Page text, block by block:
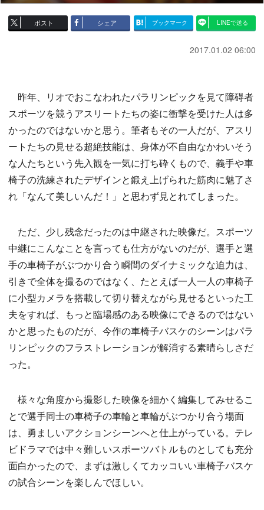
ポスト シェア ブックマーク LINEで送る
2017.01.02 06:00
昨年、リオでおこなわれたパラリンピックを見て障碍者
スポーツを競うアスリートたちの姿に衝撃を受けた人は多
かったのではないかと思う。筆者もその一人だが、アスリ
ートたちの見せる超絶技能は、身体が不自由なかわいそう
な人たちという先入観を一気に打ち砕くもので、義手や車
椅子の洗練されたデザインと鍛え上げられた筋肉に魅了さ
れ「なんて美しいんだ！」と思わず見とれてしまった。
ただ、少し残念だったのは中継された映像だ。スポーツ
中継にこんなことを言っても仕方がないのだが、選手と選
手の車椅子がぶつかり合う瞬間のダイナミックな迫力は、
引きで全体を撮るのではなく、たとえば一人一人の車椅子
に小型カメラを搭載して切り替えながら見せるといった工
夫をすれば、もっと臨場感のある映像にできるのではない
かと思ったものだが、今作の車椅子バスケのシーンはパラ
リンピックのフラストレーションが解消する素晴らしさだ
った。
様々な角度から撮影した映像を細かく編集してみせるこ
とで選手同士の車椅子の車輪と車輪がぶつかり合う場面
は、勇ましいアクションシーンへと仕上がっている。テレ
ビドラマでは中々難しいスポーツバトルものとしても充分
面白かったので、まずは激しくてカッコいい車椅子バスケ
の試合シーンを楽しんでほしい。